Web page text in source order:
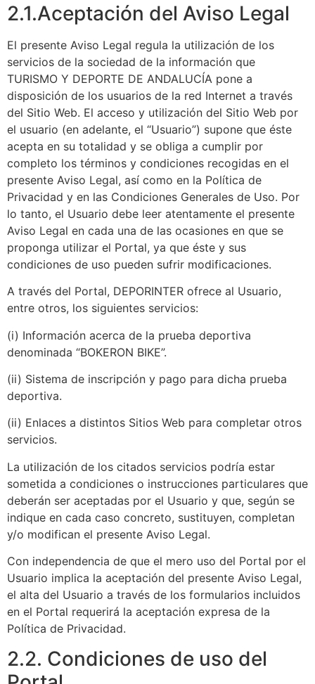
2.1.Aceptación del Aviso Legal
El presente Aviso Legal regula la utilización de los
servicios de la sociedad de la información que
TURISMO Y DEPORTE DE ANDALUCÍA pone a
disposición de los usuarios de la red Internet a través
del Sitio Web. El acceso y utilización del Sitio Web por
el usuario (en adelante, el “Usuario”) supone que éste
acepta en su totalidad y se obliga a cumplir por
completo los términos y condiciones recogidas en el
presente Aviso Legal, así como en la Política de
Privacidad y en las Condiciones Generales de Uso. Por
lo tanto, el Usuario debe leer atentamente el presente
Aviso Legal en cada una de las ocasiones en que se
proponga utilizar el Portal, ya que éste y sus
condiciones de uso pueden sufrir modificaciones.
A través del Portal, DEPORINTER ofrece al Usuario,
entre otros, los siguientes servicios:
(i) Información acerca de la prueba deportiva
denominada “BOKERON BIKE”.
(ii) Sistema de inscripción y pago para dicha prueba
deportiva.
(ii) Enlaces a distintos Sitios Web para completar otros
servicios.
La utilización de los citados servicios podría estar
sometida a condiciones o instrucciones particulares que
deberán ser aceptadas por el Usuario y que, según se
indique en cada caso concreto, sustituyen, completan
y/o modifican el presente Aviso Legal.
Con independencia de que el mero uso del Portal por el
Usuario implica la aceptación del presente Aviso Legal,
el alta del Usuario a través de los formularios incluidos
en el Portal requerirá la aceptación expresa de la
Política de Privacidad.
2.2. Condiciones de uso del